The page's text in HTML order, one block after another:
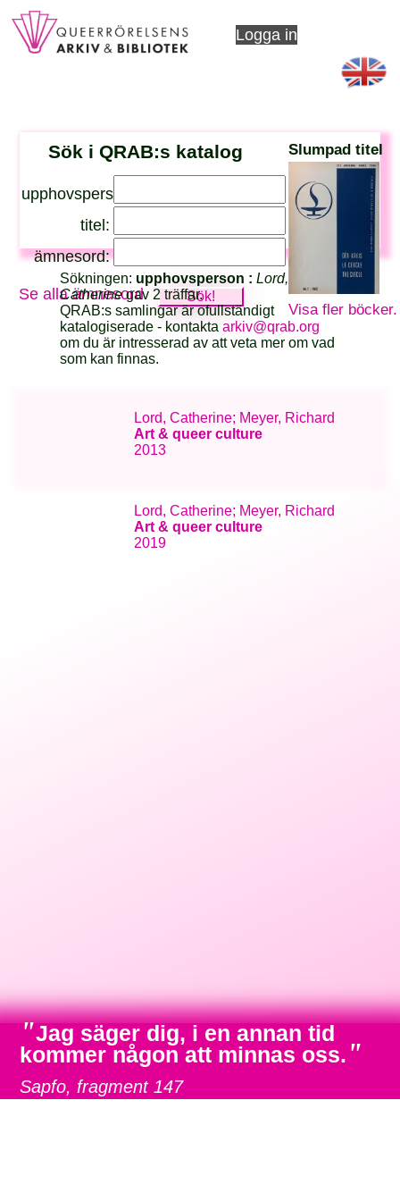
Logga in
Sök i QRAB:s katalog
upphovsperson:
titel:
ämnesord:
Se alla ämnesord
Slumpad titel
Visa fler böcker.
Sökningen: upphovsperson :Lord,
Catherinegav 2 träffar.
QRAB:s samlingar är ofullständigt
katalogiserade - kontaktaarkiv@qrab.org
om du är intresserad av att veta mer om vad
som kan finnas.
Lord, Catherine; Meyer, Richard
Art & queer culture
2013
Lord, Catherine; Meyer, Richard
Art & queer culture
2019
"Jag säger dig, i en annan tid
kommer någon att minnas oss. "
Sapfo, fragment 147